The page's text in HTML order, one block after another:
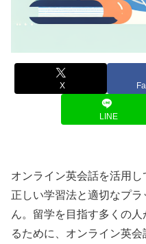
X
LINE
オンライン英会話を活用し
正しい学習法と適切なプ
ん。留学を目指す多くの
るために、オンライン英